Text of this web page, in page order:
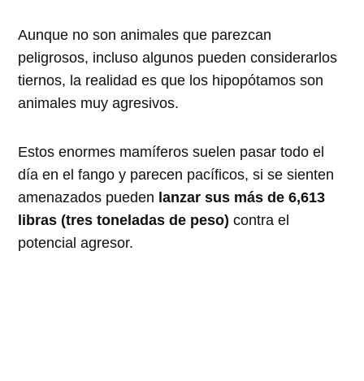
Aunque no son animales que parezcan
peligrosos, incluso algunos pueden considerarlos
tiernos, la realidad es que los hipopótamos son
animales muy agresivos.
Estos enormes mamíferos suelen pasar todo el
día en el fango y parecen pacíficos, si se sienten
amenazados pueden lanzar sus más de 6,613
libras (tres toneladas de peso)contra el
potencial agresor.